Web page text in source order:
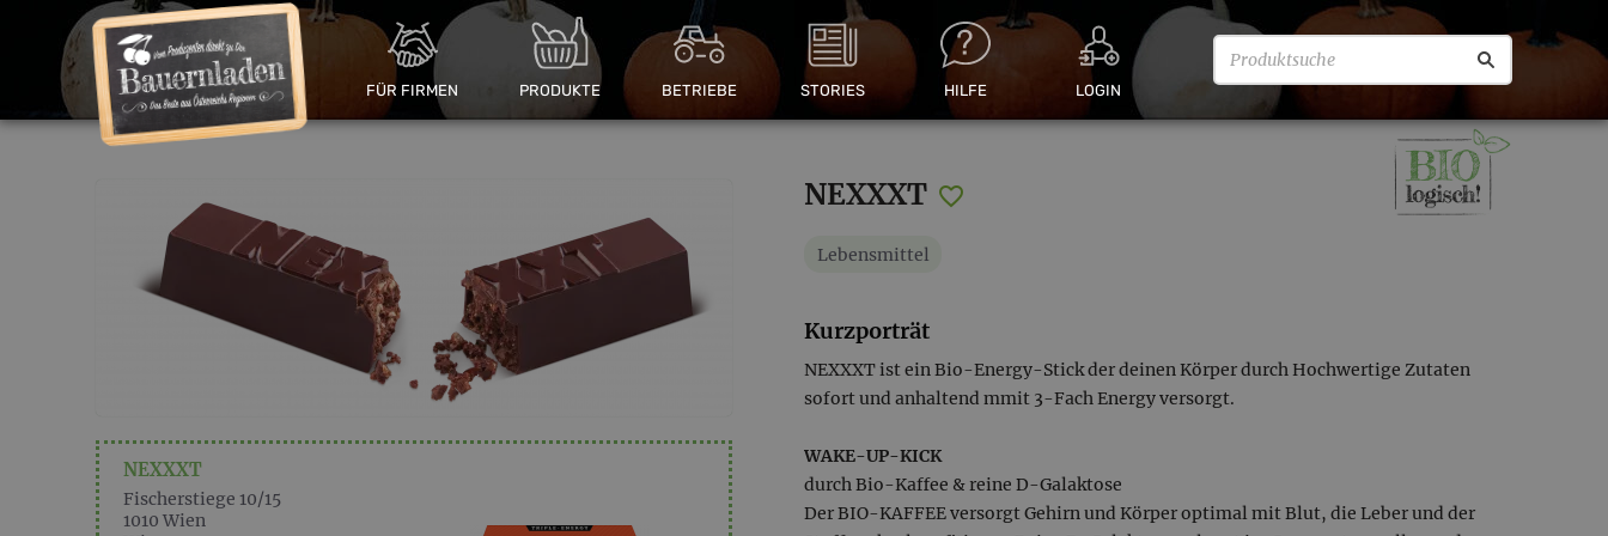
FÜR FIRMEN PRODUKTE BETRIEBE STORIES HILFE LOGIN
NEXXXT
Fischerstiege 10/15
1010 Wien
NEXXXT
Lebensmittel
Kurzporträt
NEXXXT ist ein Bio-Energy-Stick der deinen Körper durch Hochwertige Zutaten
sofort und anhaltend mmit 3-Fach Energy versorgt.
WAKE-UP-KICK
durch Bio-Kaffee & reine D-Galaktose
Der BIO-KAFFEE versorgt Gehirn und Körper optimal mit Blut, die Leber und der